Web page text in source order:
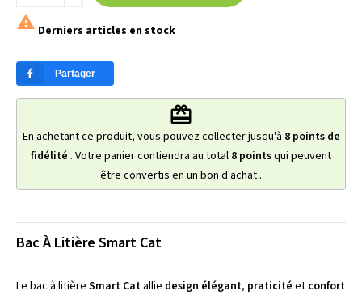
 Derniers articles en stock
Partager
redeem
En achetant ce produit, vous pouvez collecter jusqu'à 8points de
fidélité . Votre panier contiendra au total 8 pointsqui peuvent
être convertis en un bon d'achat .
Bac À Litière Smart Cat
Le bac à litière Smart Cat allie design élégant, praticité et confort